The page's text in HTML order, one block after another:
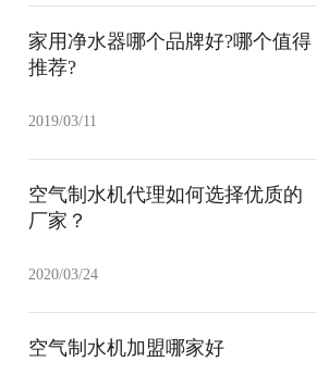
家用净水器哪个品牌好?哪个值得
推荐?
2019/03/11
空气制水机代理如何选择优质的
厂家？
2020/03/24
空气制水机加盟哪家好